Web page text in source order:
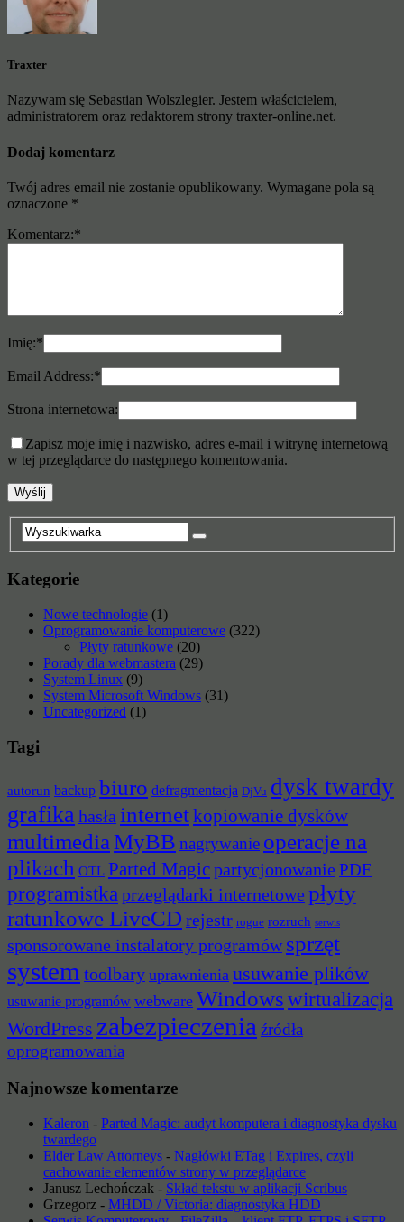
Traxter
Nazywam się Sebastian Wolszlegier. Jestem właścicielem,
administratorem oraz redaktorem strony traxter-online.net.
Dodaj komentarz
Twój adres email nie zostanie opublikowany. Wymagane pola są
oznaczone *
Komentarz:*
Imię:*
Email Address:*
Strona internetowa:
Zapisz moje imię i nazwisko, adres e-mail i witrynę internetową
w tej przeglądarce do następnego komentowania.
Kategorie
Nowe technologie (1)
Oprogramowanie komputerowe (322)
Płyty ratunkowe (20)
Porady dla webmastera (29)
System Linux (9)
System Microsoft Windows (31)
Uncategorized (1)
Tagi
autorun backup biuro defragmentacja DjVu dysk twardy
grafika hasła internetkopiowanie dysków
multimediaMyBB nagrywanie operacje na
plikach OTL Parted Magicpartycjonowanie PDF
programistkaprzeglądarki internetowe płyty
ratunkowe LiveCD rejestr rogue rozruch serwis
sponsorowane instalatory programów sprzęt
system toolbary uprawnienia usuwanie plików
usuwanie programów webware Windowswirtualizacja
WordPress zabezpieczenia źródła
oprogramowania
Najnowsze komentarze
Kaleron - Parted Magic: audyt komputera i diagnostyka dysku
twardego
Elder Law Attorneys - Nagłówki ETag i Expires, czyli
cachowanie elementów strony w przeglądarce
Janusz Lechończak - Skład tekstu w aplikacji Scribus
Grzegorz - MHDD / Victoria: diagnostyka HDD